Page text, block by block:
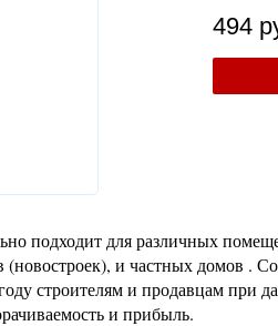
494
подходит для различных
и частных домов .
строителям и продавцам при
и прибыль.